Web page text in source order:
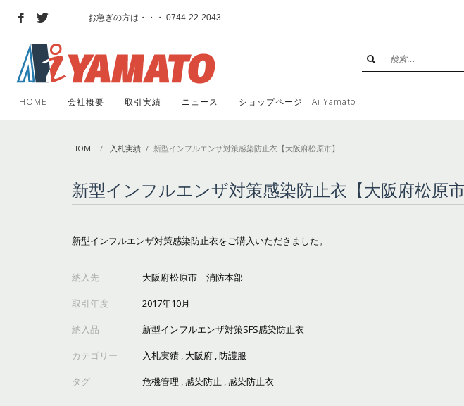
ショップのご利用方法
成してください
その他にお困りのことがございましたら、お気軽に info@ai-yamato.com にお問い合わせくだ
お急ぎの方は・・・ 0744-22-2043
HOME 会社概要 取引実績 ニュース ショップページ Ai Yamato
HOME 入札実績 新型インフルエンザ対策感染防止衣【大阪府松原市】
新型インフルエンザ対策感染防止衣【大阪府松原市
新型インフルエンザ対策感染防止衣をご購入いただきました。
納入先 大阪府松原市 消防本部
取引年度 2017年10月
納入品 新型インフルエンザ対策SFS感染防止衣
カテゴリー 入札実績 , 大阪府 ,防護服
タグ 危機管理 ,感染防止 ,感染防止衣